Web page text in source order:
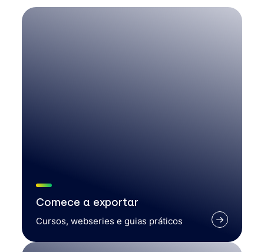
Comece a exportar
Cursos, webseries e guias práticos